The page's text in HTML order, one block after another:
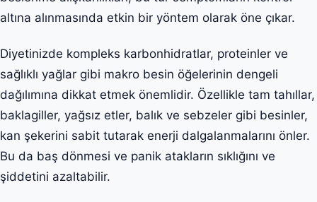
altına alınmasında etkin bir yöntem olarak öne çıkar.
Diyetinizde kompleks karbonhidratlar, proteinler ve
sağlıklı yağlar gibi makro besin öğelerinin dengeli
dağılımına dikkat etmek önemlidir. Özellikle tam tahıllar,
baklagiller, yağsız etler, balık ve sebzeler gibi besinler,
kan şekerini sabit tutarak enerji dalgalanmalarını önler.
Bu da baş dönmesi ve panik atakların sıklığını ve
şiddetini azaltabilir.